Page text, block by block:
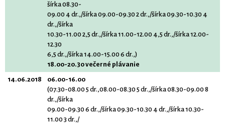
šírka 08.30-
09.00 4 dr.,/šírka 09.00-09.30 2 dr.,/šírka 09.30-10.30 4
dr.,/šírka
10.30-11.00 2,5 dr.,/šírka 11.00-12.00 4,5 dr.,/šírka 12.00-
12.30
6,5 dr.,/šírka 14.00-15.00 6 dr.,)
18.00-20.30 večerné plávanie
14.06.2018
06.00-16.00
(07.30-08.00 5 dr.,08.00-08.30 5 dr.,/šírka 08.30-09.00 8
dr.,/šírka
09.00-09.30 6 dr.,/šírka 09.30-10.30 4 dr.,/šírka 10.30-
11.00 3 dr.,/